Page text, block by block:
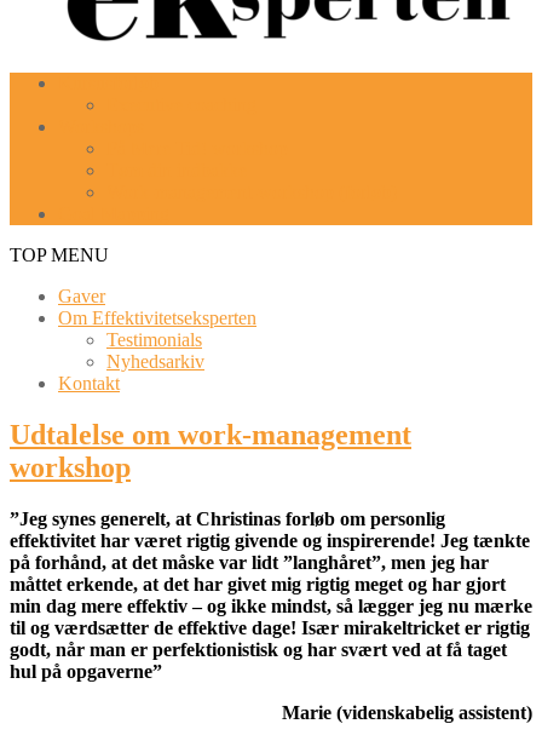
TOP MENU
Gaver
Om Effektivitetseksperten
Testimonials
Nyhedsarkiv
Kontakt
Udtalelse om work-management
workshop
”Jeg synes generelt, at Christinas forløb om personlig
effektivitet har været rigtig givende og inspirerende! Jeg tænkte
på forhånd, at det måske var lidt ”langhåret”, men jeg har
måttet erkende, at det har givet mig rigtig meget og har gjort
min dag mere effektiv – og ikke mindst, så lægger jeg nu mærke
til og værdsætter de effektive dage! Især mirakeltricket er rigtig
godt, når man er perfektionistisk og har svært ved at få taget
hul på opgaverne”
Marie (videnskabelig assistent)